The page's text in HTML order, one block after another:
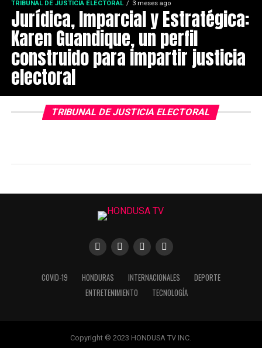
TRIBUNAL DE JUSTICIA ELECTORAL 3 meses ago
Jurídica, Imparcial y Estratégica:
Karen Guandique, un perfil
construido para impartir justicia
electoral
TRIBUNAL DE JUSTICIA ELECTORAL
COVID-19 HONDURAS INTERNACIONALES
DEPORTE
ENTRETENIMIENTO
TECNOLOGÍA
Copyright © 2023 HONDUSA TV INC.